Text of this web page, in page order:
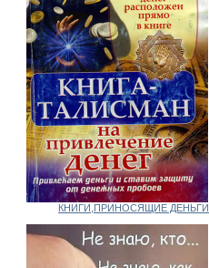
КНИГИ,ПРИНОСЯЩИЕ ДЕНЬГИ